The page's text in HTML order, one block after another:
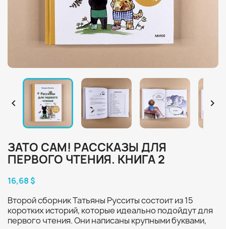
 
ЗАТО САМ! РАССКАЗЫ ДЛЯ
ПЕРВОГО ЧТЕНИЯ. КНИГА 2
16,68 $
Второй сборник Татьяны Русситы состоит из 15
коротких историй, которые идеально подойдут для
первого чтения. Они написаны крупными буквами,